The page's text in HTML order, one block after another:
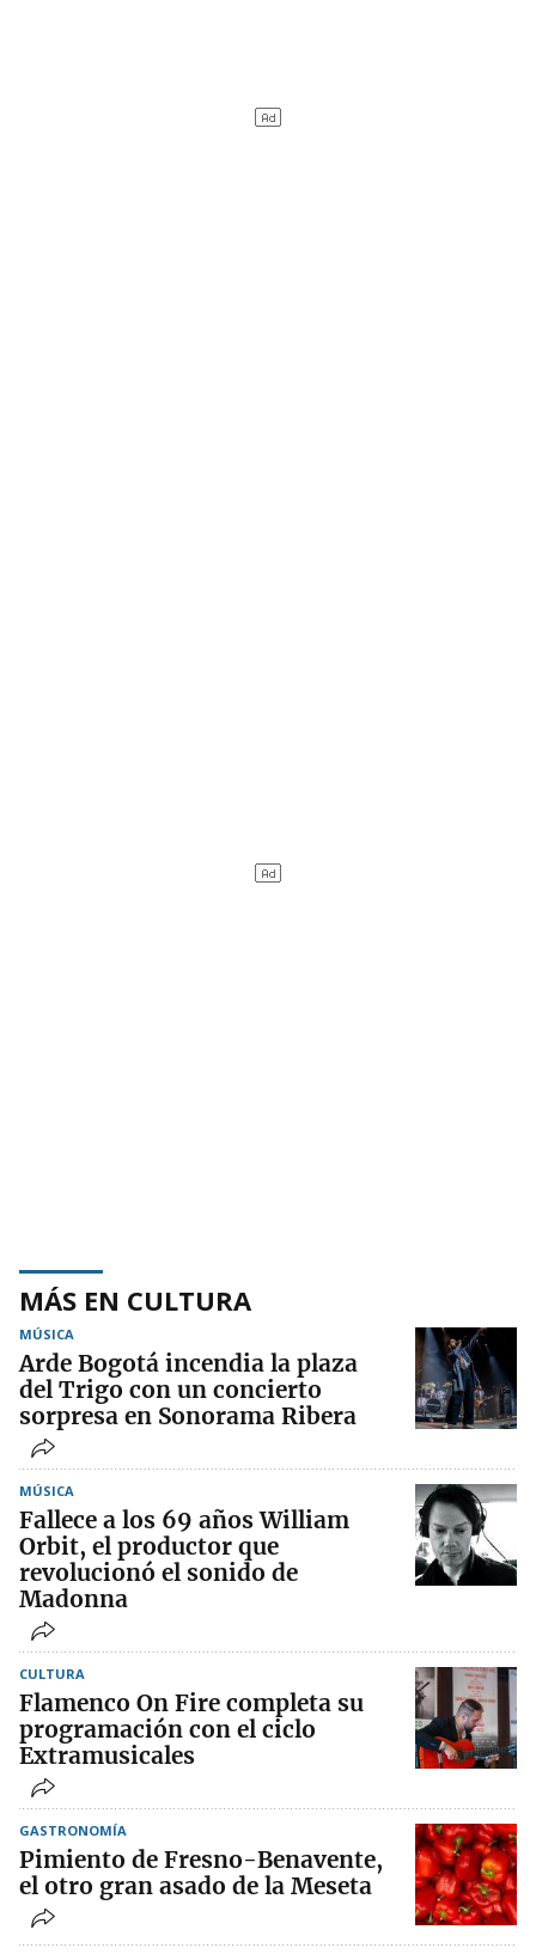
MÁS EN CULTURA
MÚSICA
Arde Bogotá incendia la plaza
del Trigo con un concierto
sorpresa en Sonorama Ribera
MÚSICA
Fallece a los 69 años William
Orbit, el productor que
revolucionó el sonido de
Madonna
CULTURA
Flamenco On Fire completa su
programación con el ciclo
Extramusicales
GASTRONOMÍA
Pimiento de Fresno-Benavente,
el otro gran asado de la Meseta